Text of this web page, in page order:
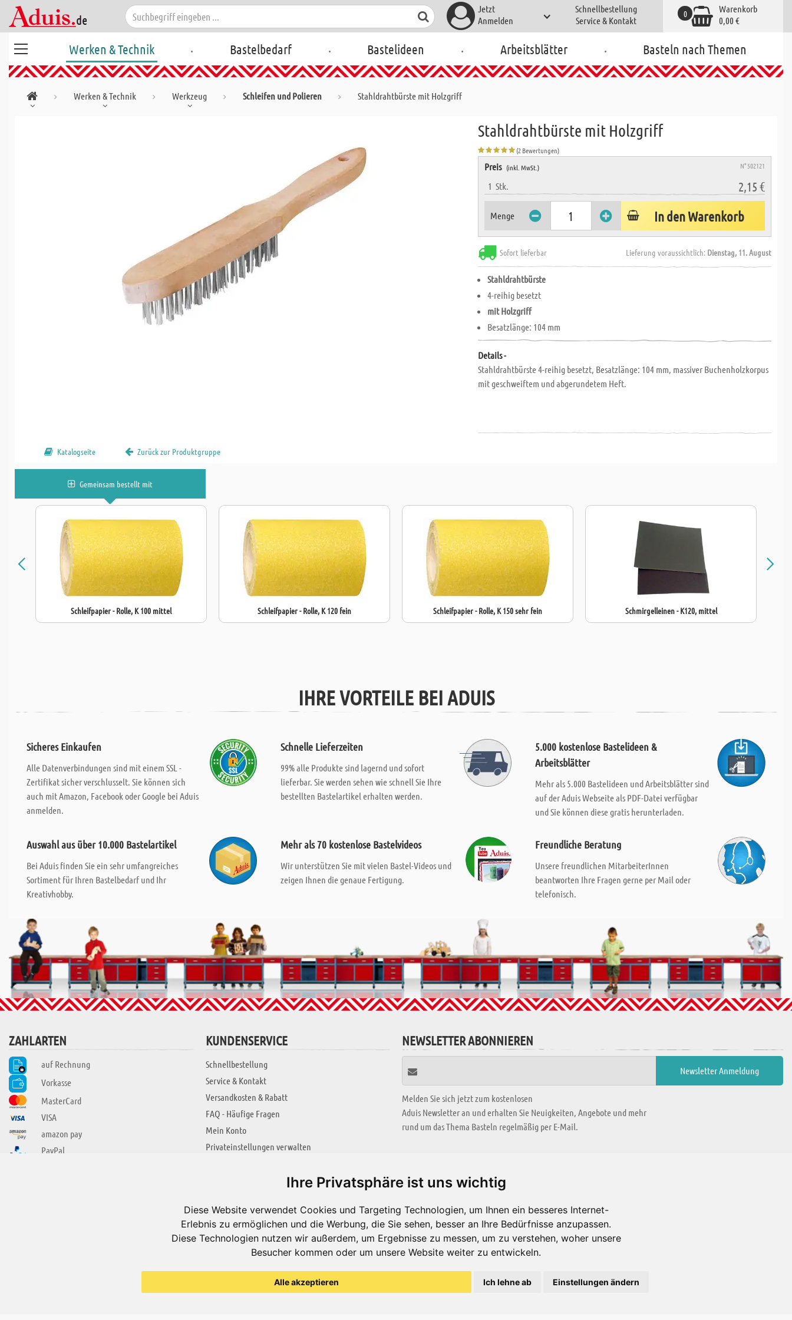
Ihre Privatsphäre ist uns wichtig
Diese Website verwendet Cookies und Targeting Technologien, um Ihnen ein besseres Internet-
Erlebnis zu ermöglichen und die Werbung, die Sie sehen, besser an Ihre Bedürfnisse anzupassen.
Diese Technologien nutzen wir außerdem, um Ergebnisse zu messen, um zu verstehen, woher unsere
Besucher kommen oder um unsere Website weiter zu entwickeln.
Alle akzeptieren Ich lehne ab Einstellungen ändern
Jetzt
Anmelden
Schnellbestellung
Service & Kontakt
Warenkorb
0,00 €
0
Werken & Technik . Bastelbedarf . Bastelideen . Arbeitsblätter . Basteln nach Themen
Werken & Technik Werkzeug Schleifen und Polieren Stahldrahtbürste mit Holzgriff
Stahldrahtbürste mit Holzgriff
(2 Bewertungen)
Preis (inkl. MwSt.) N° 502121
1Stk. 2,15 €
Menge In den Warenkorb
Sofort lieferbar Lieferung voraussichtlich: Dienstag, 11. August
Stahldrahtbürste
4-reihig besetzt
mit Holzgriff
Besatzlänge: 104 mm
Details -
Stahldrahtbürste 4-reihig besetzt, Besatzlänge: 104 mm, massiver Buchenholzkorpus
mit geschweiftem und abgerundetem Heft.
Katalogseite Zurück zur Produktgruppe
Gemeinsam bestellt mit
Schleifpapier - Rolle, K 100 mittel Schleifpapier - Rolle, K 120 fein Schleifpapier - Rolle, K 150 sehr fein Schmirgelleinen - K120, mittel
IHRE VORTEILE BEI ADUIS
Sicheres Einkaufen
Alle Datenverbindungen sind mit einem SSL -
Zertifikat sicher verschlusselt. Sie können sich
auch mit Amazon, Facebook oder Google bei Aduis
anmelden.
Schnelle Lieferzeiten
99% alle Produkte sind lagernd und sofort
lieferbar. Sie werden sehen wie schnell Sie Ihre
bestellten Bastelartikel erhalten werden.
5.000 kostenlose Bastelideen &
Arbeitsblätter
Mehr als 5.000 Bastelideen und Arbeitsblätter sind
auf der Aduis Webseite als PDF-Datei verfügbar
und Sie können diese gratis herunterladen.
Auswahl aus über 10.000 Bastelartikel
Bei Aduis finden Sie ein sehr umfangreiches
Sortiment für Ihren Bastelbedarf und Ihr
Kreativhobby.
Mehr als 70 kostenlose Bastelvideos
Wir unterstützen Sie mit vielen Bastel-Videos und
zeigen Ihnen die genaue Fertigung.
Freundliche Beratung
Unsere freundlichen MitarbeiterInnen
beantworten Ihre Fragen gerne per Mail oder
telefonisch.
ZAHLARTEN
auf Rechnung
Vorkasse
MasterCard
VISA
amazon pay
PayPal
KUNDENSERVICE
Schnellbestellung
Service & Kontakt
Versandkosten & Rabatt
FAQ - Häufige Fragen
Mein Konto
Privateinstellungen verwalten
NEWSLETTER ABONNIEREN
Melden Sie sich jetzt zum kostenlosen
Aduis Newsletter an und erhalten Sie Neuigkeiten, Angebote und mehr
rund um das Thema Basteln regelmäßig per E-Mail.
Jobs
Impressum
Datenschutzerklärung
KREATIV ZONE
Alle Videos
Bastelideen
Arbeitsblätter
Es gibt uns auch in